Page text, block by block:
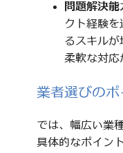
問題解決能
クト経験
るスキルが
柔軟な対応
業者選びのポ
では、幅広い業
具体的なポイン